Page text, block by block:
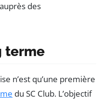
des
terme
n’est qu’une première
du SC Club. L’objectif